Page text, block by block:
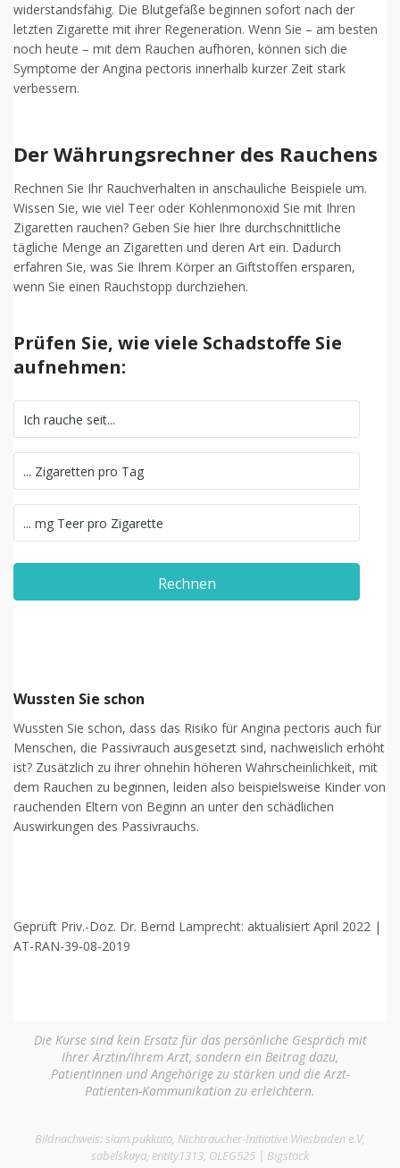
widerstandsfähig. Die Blutgefäße beginnen sofort nach der
letzten Zigarette mit ihrer Regeneration. Wenn Sie – am besten
noch heute – mit dem Rauchen aufhören, können sich die
Symptome der Angina pectoris innerhalb kurzer Zeit stark
verbessern.
Der Währungsrechner des Rauchens
Rechnen Sie Ihr Rauchverhalten in anschauliche Beispiele um.
Wissen Sie, wie viel Teer oder Kohlenmonoxid Sie mit Ihren
Zigaretten rauchen? Geben Sie hier Ihre durchschnittliche
tägliche Menge an Zigaretten und deren Art ein. Dadurch
erfahren Sie, was Sie Ihrem Körper an Giftstoffen ersparen,
wenn Sie einen Rauchstopp durchziehen.
Prüfen Sie, wie viele Schadstoffe Sie
aufnehmen:
Rechnen
Wussten Sie schon
Wussten Sie schon, dass das Risiko für Angina pectoris auch für
Menschen, die Passivrauch ausgesetzt sind, nachweislich erhöht
ist? Zusätzlich zu ihrer ohnehin höheren Wahrscheinlichkeit, mit
dem Rauchen zu beginnen, leiden also beispielsweise Kinder von
rauchenden Eltern von Beginn an unter den schädlichen
Auswirkungen des Passivrauchs.
Geprüft Priv.-Doz. Dr. Bernd Lamprecht: aktualisiert April 2022 |
AT-RAN-39-08-2019
Die Kurse sind kein Ersatz für das persönliche Gespräch mit
Ihrer Ärztin/Ihrem Arzt, sondern ein Beitrag dazu,
PatientInnen und Angehörige zu stärken und die Arzt-
Patienten-Kommunikation zu erleichtern.
Bildnachweis: siam.pukkato, Nichtraucher-Initiative Wiesbaden e.V,
sabelskaya, entity1313, OLEG525 | Bigstock